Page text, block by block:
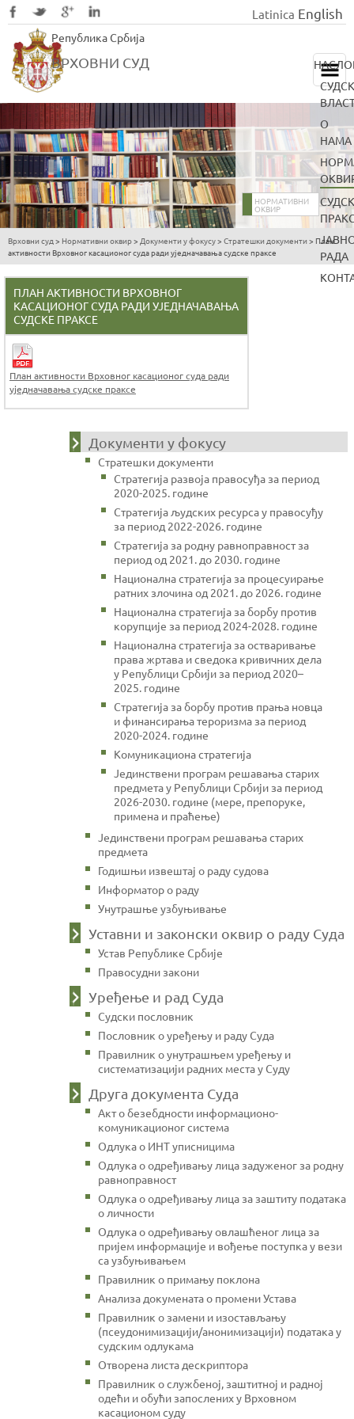
to
main
Република Србија
ВРХОВНИ СУД
Latinica English
О
НАМА
РАДА
НОРМАТИВНИ
ОКВИР
You
here
Врховни суд > Нормативни оквир> Документи у фокусу> Стратешки документи > План
активности Врховног касационог суда ради уједначавања судске праксе
ПЛАН АКТИВНОСТИ ВРХОВНОГ
КАСАЦИОНОГ СУДА РАДИ УЈЕДНАЧАВАЊА
СУДСКЕ ПРАКСЕ
План активности Врховног касационог суда ради
уједначавања судске праксе
Документи у фокусу
Стратешки документи
Стратегија развоја правосуђа за период
2020-2025. године
Стратегија људских ресурса у правосуђу
за период 2022-2026. године
Стратегија за родну равноправност за
период од 2021. до 2030. године
Национална стратегија за процесуирање
ратних злочина од 2021. до 2026. године
Национална стратегија за борбу против
корупције за период 2024-2028. године
Национална стратегија за остваривање
права жртава и сведока кривичних дела
у Републици Србији за период 2020–
2025. године
Стратегија за борбу против прања новца
и финансирања тероризма за период
2020-2024. године
Комуникациона стратегија
Јединствени програм решавања старих
предмета у Републици Србији за период
2026-2030. године (мере, препоруке,
примена и праћење)
Јединствени програм решавања старих
предмета
Годишњи извештај о раду судова
Информатор о раду
Унутрашње узбуњивање
Уставни и законски оквир о раду Суда
Устав Републике Србије
Правосудни закони
Уређење и рад Суда
Судски пословник
Пословник о уређењу и раду Суда
Правилник о унутрашњем уређењу и
систематизацији радних места у Суду
Друга документа Суда
Акт о безебдности информационо-
комуникационог система
Одлука о ИНТ уписницима
Одлука о одређивању лица задуженог за родну
равноправност
Одлука о одређивању лица за заштиту података
о личности
Одлука о одређивању овлашћеног лица за
пријем информације и вођење поступка у вези
са узбуњивањем
Правилник о примању поклона
Анализа докумената о промени Устава
Правилник о замени и изостављању
(псеудонимизацији/анонимизацији) података у
судским одлукама
Отворена листа дескриптора
Правилник о службеној, заштитној и радној
одећи и обући запослених у Врховном
касационом суду